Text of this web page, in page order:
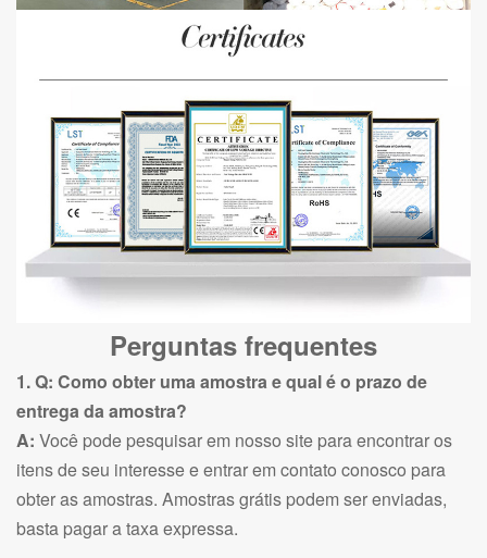
Perguntas frequentes
1. Q: Como obter uma amostra e qual é o prazo de
entrega da amostra?
A: Você pode pesquisar em nosso site para encontrar os
itens de seu interesse e entrar em contato conosco para
obter as amostras. Amostras grátis podem ser enviadas,
basta pagar a taxa expressa.